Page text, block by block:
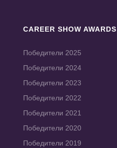
CAREER SHOW AWARDS
Победители 2025
Победители 2024
Победители 2023
Победители 2022
Победители 2021
Победители 2020
Победители 2019